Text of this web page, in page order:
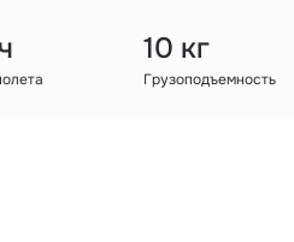
10 кг
Грузоподъемность